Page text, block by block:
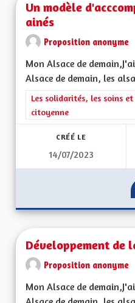
Un modèle
ainés
Proposition anonyme
Mon Alsace de
Alsace de demain, les
Filtrer les résultats de la
Les solidarités, les soins
citoyenne
CRÉÉ LE
14/07/2023
Développement de
Proposition anonyme
Mon Alsace de